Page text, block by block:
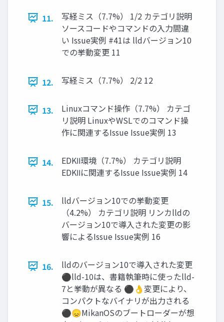
11.
写経ミス（7.7%） 1/2 カテゴリ説明
ソースコードやコマンドの入力間違
い Issue実例 #41は lldバージョン10
での挙動変更 11
12. 写経ミス（7.7%） 2/2 12
13.
Linuxコマンド操作（7.7%） カテゴ
リ説明 LinuxやWSLでのコマンド操
作に関連するIssue Issue実例 13
14.
EDKⅡ環境（7.7%） カテゴリ説明
EDKⅡに関連するIssue Issue実例 14
15.
lldバージョン10での挙動変更
（4.2%） カテゴリ説明 リンカlldの
バージョン10で導入された変更の影
響によるIssue Issue実例 16
16.
lldのバージョン10で導入された変更
⚫lld-10は、書籍執筆時に使ったlld-
7と挙動が異なる ⚫👌変更により、
コンパクトなバイナリが出力される
⚫😞MikanOSのブートローダーが想